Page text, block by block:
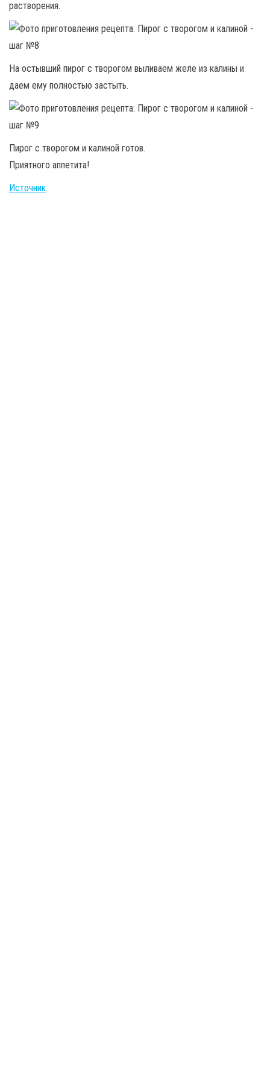
растворения.
На остывший пирог с творогом выливаем желе из калины и
даем ему полностью застыть.
Пирог с творогом и калиной готов.
Приятного аппетита!
Источник